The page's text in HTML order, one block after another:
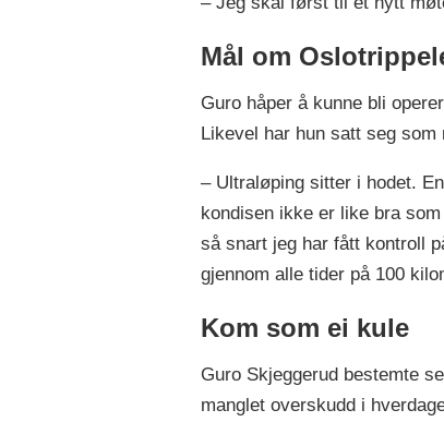
Mål om
Guro håper å kunne bli
Likevel har hun satt seg
– Ultraløping sitter i hodet.
kondisen ikke er like bra
så snart jeg har fått kontroll
gjennom alle tider på 100
Kom som ei kule
Guro Skjeggerud bestemte
manglet overskudd i